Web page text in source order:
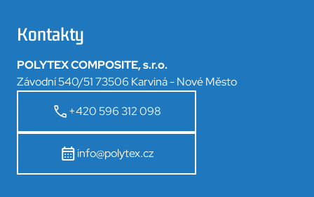
Kontakty
POLYTEX COMPOSITE, s.r.o.
Závodní 540/51 73506 Karviná - Nové Město
+420 596 312 098
info@polytex.cz